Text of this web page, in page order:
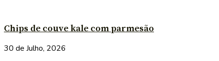
Chips de couve kale com parmesão
30 de Julho, 2026